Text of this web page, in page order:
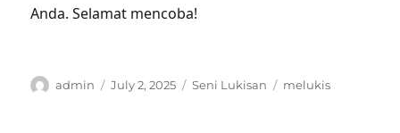
Anda. Selamat mencoba!
Author
admin
Posted
July 2, 2025 Categories
Seni Lukisan Tags
melukis